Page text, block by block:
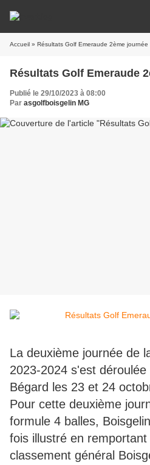
Accueil » Résultats Golf Emeraude 2ème journée
Résultats Golf Emeraude
Publié le 29/10/2023 à 08:00
Par asgolfboisgelin MG
La deuxième journée de
2023-2024 s'est
Bégard les 23 et 24
Pour cette deuxième
formule 4 balles,
fois illustré en
classement général